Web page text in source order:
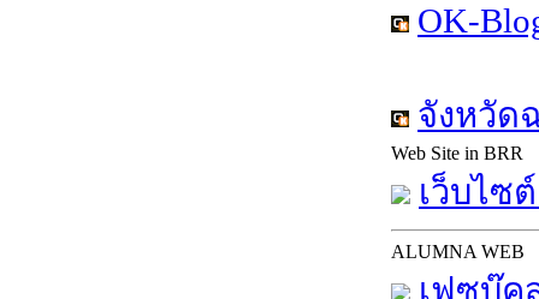
OK-
จังหวัด
Web Site in BRR
เว็บไซ
ALUMNA WEB
เฟซบุ๊ค